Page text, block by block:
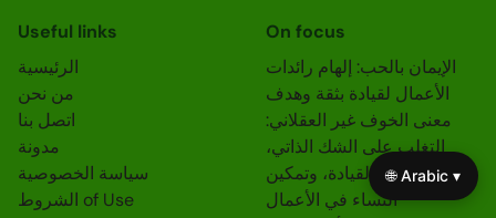
Useful links
الرئيسية
من نحن
اتصل بنا
مدونة
سياسة الخصوصية
الشروط of Use
On focus
الإيمان بالحب: إلهام رائدات
الأعمال لقيادة بثقة وهدف
معنى الخوف غير العقلاني:
التغلب على الشك الذاتي،
احتضان القيادة، وتمكين
النساء في الأعمال
🌐 Arabic ▾